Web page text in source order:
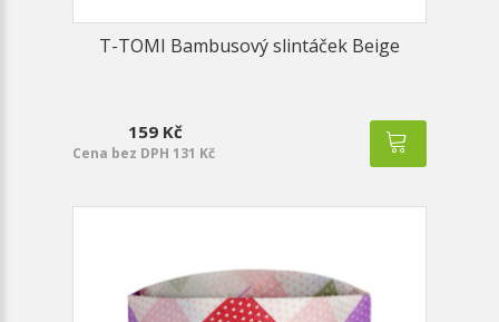
T-TOMI Bambusový slintáček Beige
159 Kč
Cena bez DPH 131 Kč